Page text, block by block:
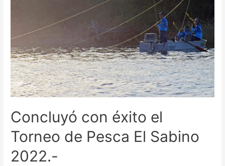
Concluyó con éxito el
Torneo de Pesca El Sabino
2022.-